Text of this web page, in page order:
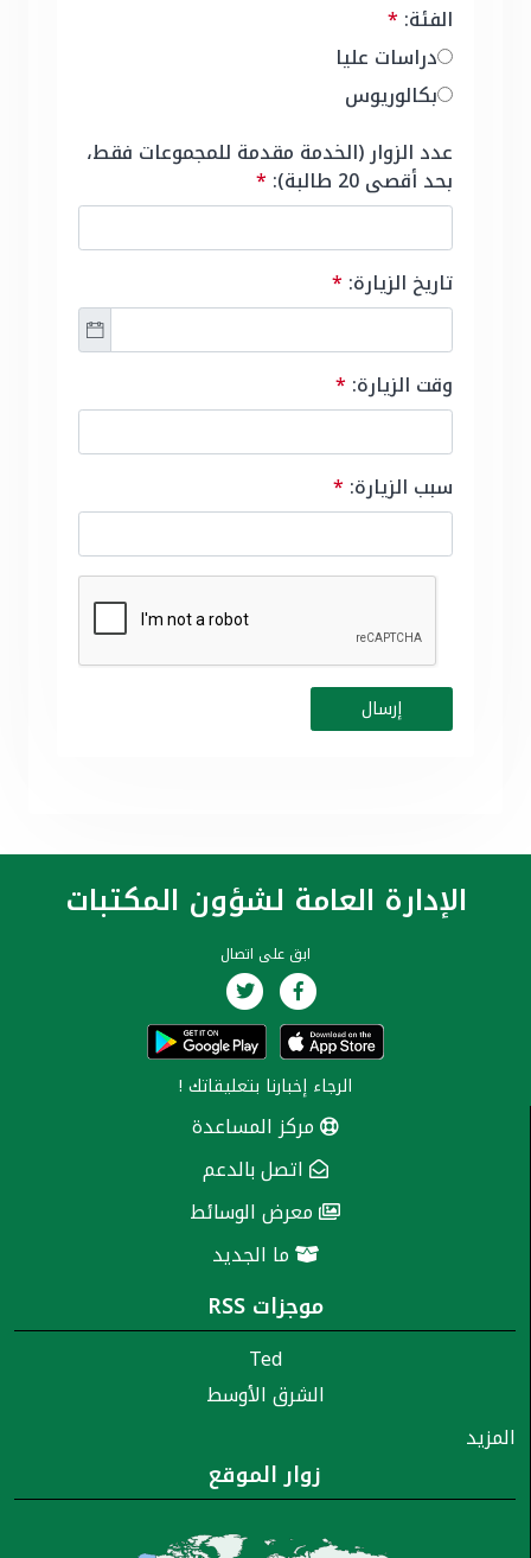
الفئة: *
دراسات عليا
بكالوريوس
عدد الزوار (الخدمة مقدمة للمجموعات فقط،
بحد أقصى 20 طالبة): *
تاريخ الزيارة: *
وقت الزيارة: *
سبب الزيارة: *
الإدارة العامة لشؤون المكتبات
ابق على اتصال
الرجاء إخبارنا بتعليقاتك !
مركز المساعدة
اتصل بالدعم
معرض الوسائط
ما الجديد
موجزات RSS
Ted
الشرق الأوسط
المزيد
زوار الموقع